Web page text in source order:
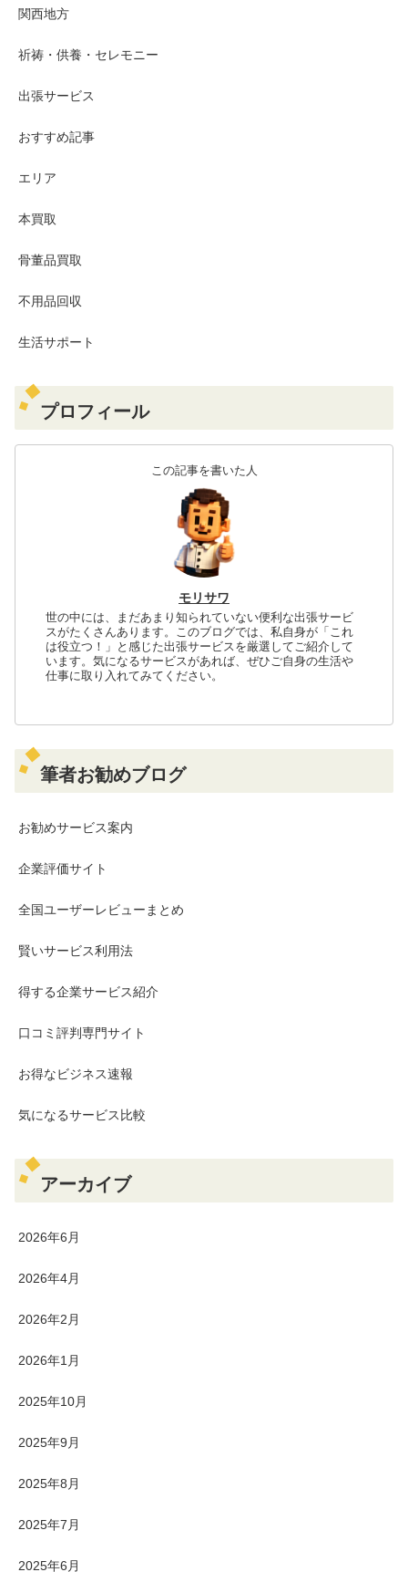
関西地方
祈祷・供養・セレモニー
出張サービス
おすすめ記事
エリア
本買取
骨董品買取
不用品回収
生活サポート
プロフィール
この記事を書いた人
モリサワ
世の中には、まだあまり知られていない便利な出張サービ
スがたくさんあります。このブログでは、私自身が「これ
は役立つ！」と感じた出張サービスを厳選してご紹介して
います。気になるサービスがあれば、ぜひご自身の生活や
仕事に取り入れてみてください。
筆者お勧めブログ
お勧めサービス案内
企業評価サイト
全国ユーザーレビューまとめ
賢いサービス利用法
得する企業サービス紹介
口コミ評判専門サイト
お得なビジネス速報
気になるサービス比較
アーカイブ
2026年6月
2026年4月
2026年2月
2026年1月
2025年10月
2025年9月
2025年8月
2025年7月
2025年6月